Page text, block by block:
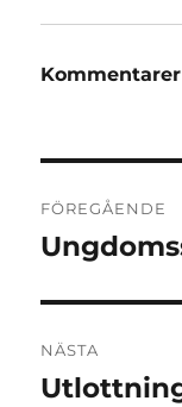
FÖREGÅENDE
Föregående
NÄSTA
Nästa